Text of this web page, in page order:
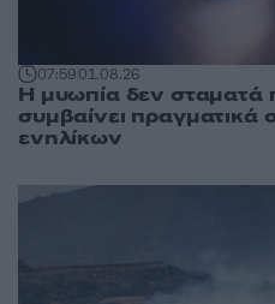
07:5901.08.26
Η μυωπία δεν σταματά
συμβαίνει πραγματικά
ενηλίκων